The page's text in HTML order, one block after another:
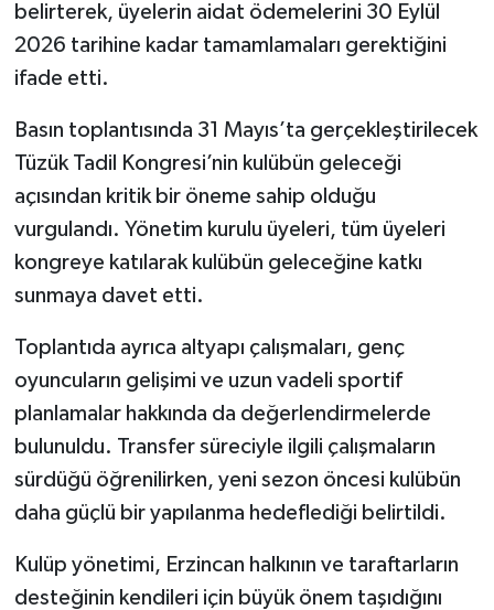
belirterek, üyelerin aidat ödemelerini 30 Eylül
2026 tarihine kadar tamamlamaları gerektiğini
ifade etti.
Basın toplantısında 31 Mayıs’ta gerçekleştirilecek
Tüzük Tadil Kongresi’nin kulübün geleceği
açısından kritik bir öneme sahip olduğu
vurgulandı. Yönetim kurulu üyeleri, tüm üyeleri
kongreye katılarak kulübün geleceğine katkı
sunmaya davet etti.
Toplantıda ayrıca altyapı çalışmaları, genç
oyuncuların gelişimi ve uzun vadeli sportif
planlamalar hakkında da değerlendirmelerde
bulunuldu. Transfer süreciyle ilgili çalışmaların
sürdüğü öğrenilirken, yeni sezon öncesi kulübün
daha güçlü bir yapılanma hedeflediği belirtildi.
Kulüp yönetimi, Erzincan halkının ve taraftarların
desteğinin kendileri için büyük önem taşıdığını